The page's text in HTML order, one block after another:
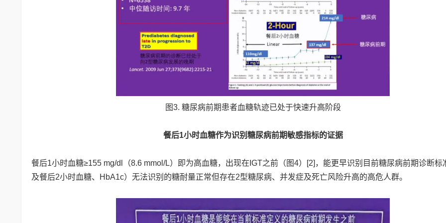
图3. 糖尿病前期患者血糖轨迹已处于快速升高阶段
餐后1小时血糖作为识别糖尿病前期敏感指标的证据
餐后1小时血糖≥155 mg/dl（8.6 mmol/L）即为高血糖，出现在IGT之前（图4）[2]，能更早识别目前糖尿病前期诊断标
及餐后2小时血糖、HbA1c）无法识别的糖耐量正常但存在2型糖尿病、并发症及死亡风险升高的高危人群。